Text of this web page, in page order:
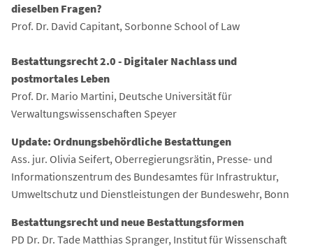
dieselben Fragen?
Prof. Dr. David Capitant, Sorbonne School of Law
Bestattungsrecht 2.0 - Digitaler Nachlass und
postmortales Leben
Prof. Dr. Mario Martini, Deutsche Universität für
Verwaltungswissenschaften Speyer
Update: Ordnungsbehördliche Bestattungen
Ass. jur. Olivia Seifert, Oberregierungsrätin, Presse- und
Informationszentrum des Bundesamtes für Infrastruktur,
Umweltschutz und Dienstleistungen der Bundeswehr, Bonn
Bestattungsrecht und neue Bestattungsformen
PD Dr. Dr. Tade Matthias Spranger, Institut für Wissenschaft